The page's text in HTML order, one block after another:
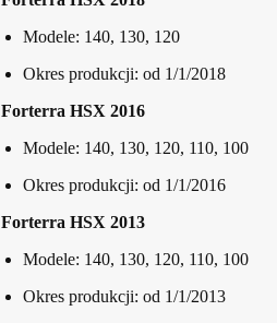
Modele: 140, 130, 120
Okres produkcji: od 1/1/2018
Forterra HSX 2016
Modele: 140, 130, 120, 110, 100
Okres produkcji: od 1/1/2016
Forterra HSX 2013
Modele: 140, 130, 120, 110, 100
Okres produkcji: od 1/1/2013